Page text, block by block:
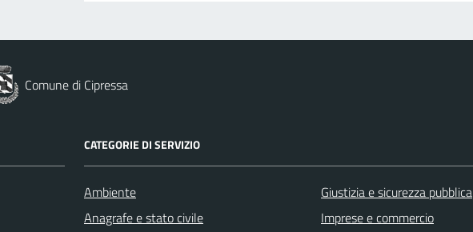
Comune di Cipressa
CATEGORIE DI SERVIZIO
Ambiente
Anagrafe e stato civile
Giustizia e sicurezza pubblica
Imprese e commercio